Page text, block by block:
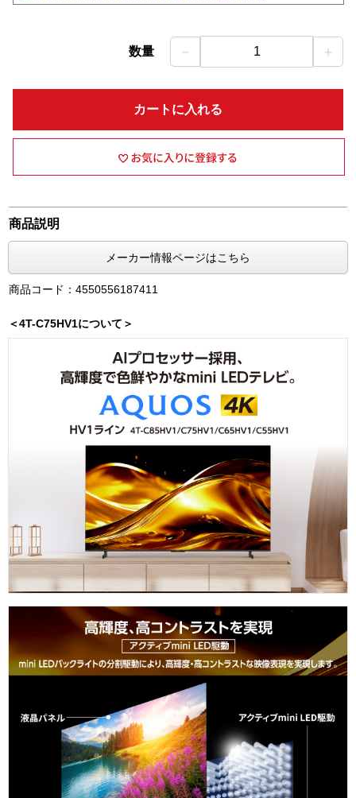
数量 － 1 ＋
カートに入れる
商品説明
メーカー情報ページはこちら
商品コード：4550556187411
＜4T-C75HV1について＞